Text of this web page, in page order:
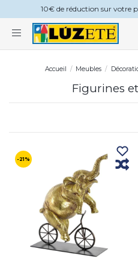
10€ de réduction sur votre
Accueil Meubles
Figurines
-21%